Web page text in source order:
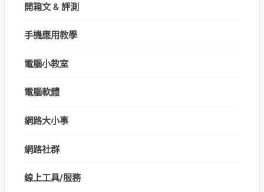
開箱文 & 評測
手機應用教學
電腦小教室
電腦軟體
網路大小事
網路社群
線上工具/服務